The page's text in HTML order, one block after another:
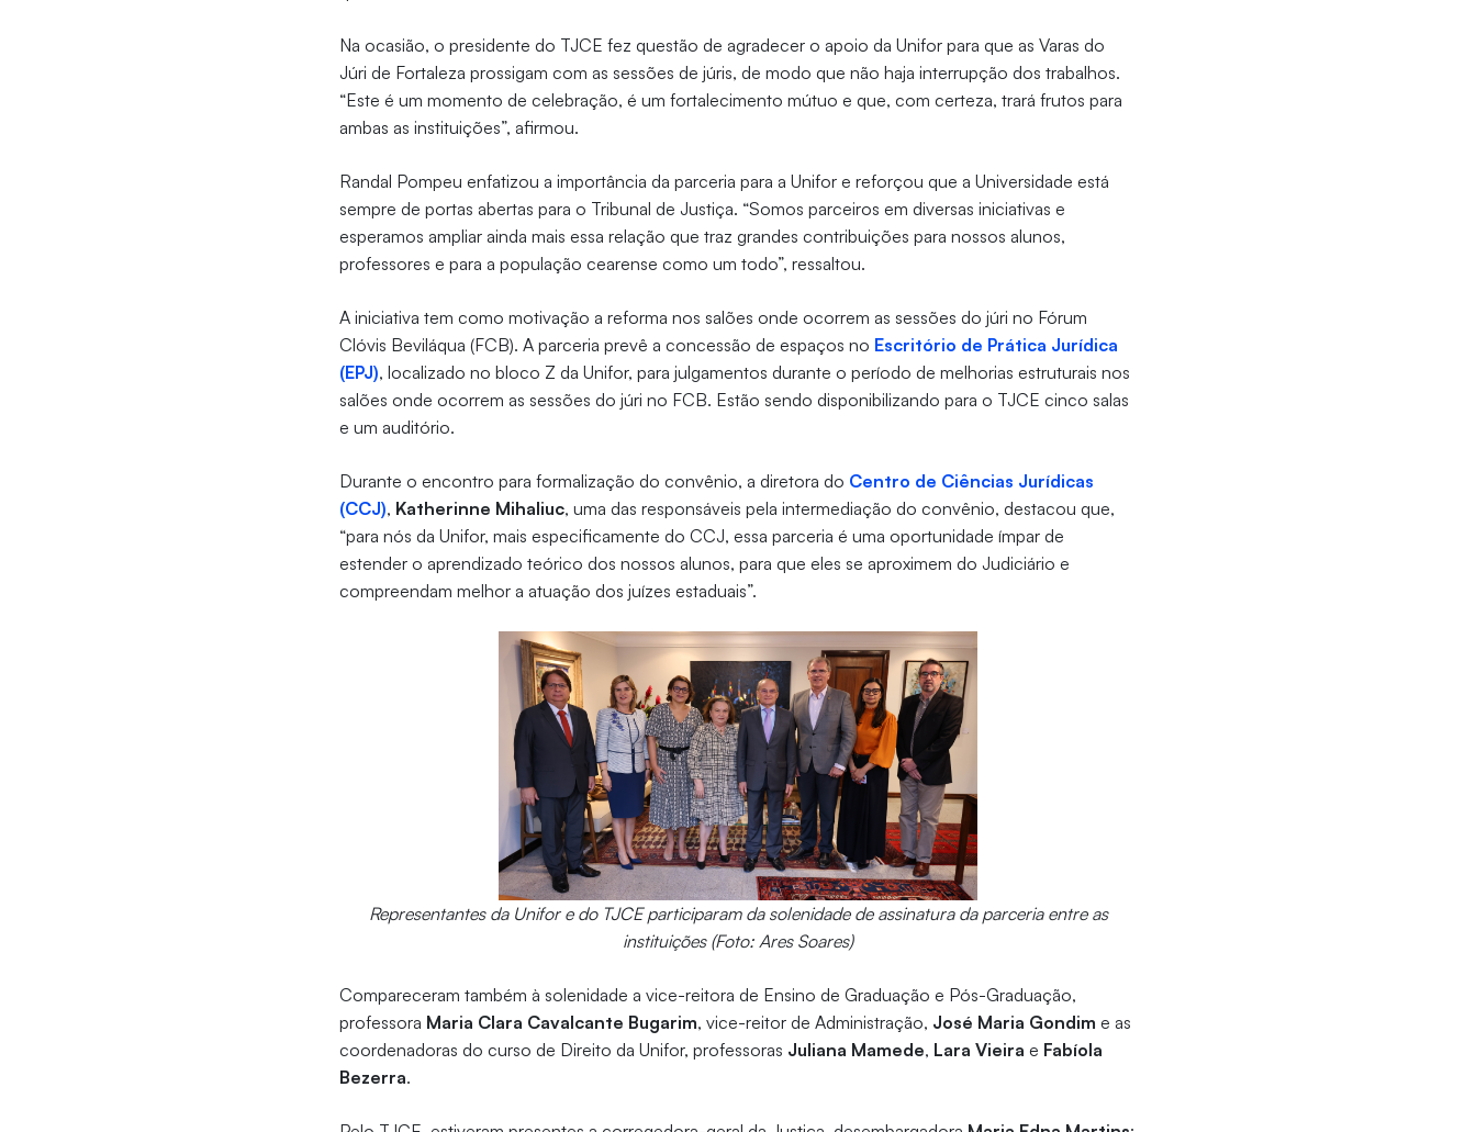
Na ocasião, o presidente do TJCE fez questão de agradecer o apoio da Unifor para que as Varas do
Júri de Fortaleza prossigam com as sessões de júris, de modo que não haja interrupção dos trabalhos.
“Este é um momento de celebração, é um fortalecimento mútuo e que, com certeza, trará frutos para
ambas as instituições”, afirmou.
Randal Pompeu enfatizou a importância da parceria para a Unifor e reforçou que a Universidade está
sempre de portas abertas para o Tribunal de Justiça. “Somos parceiros em diversas iniciativas e
esperamos ampliar ainda mais essa relação que traz grandes contribuições para nossos alunos,
professores e para a população cearense como um todo”, ressaltou.
A iniciativa tem como motivação a reforma nos salões onde ocorrem as sessões do júri no Fórum
Clóvis Beviláqua (FCB). A parceria prevê a concessão de espaços no Escritório de Prática Jurídica
(EPJ), localizado no bloco Z da Unifor, para julgamentos durante o período de melhorias estruturais nos
salões onde ocorrem as sessões do júri no FCB. Estão sendo disponibilizando para o TJCE cinco salas
e um auditório.
Durante o encontro para formalização do convênio, a diretora do Centro de Ciências Jurídicas
(CCJ), Katherinne Mihaliuc, uma das responsáveis pela intermediação do convênio, destacou que,
“para nós da Unifor, mais especificamente do CCJ, essa parceria é uma oportunidade ímpar de
estender o aprendizado teórico dos nossos alunos, para que eles se aproximem do Judiciário e
compreendam melhor a atuação dos juízes estaduais”.
Representantes da Unifor e do TJCE participaram da solenidade de assinatura da parceria entre as
instituições (Foto: Ares Soares)
Compareceram também à solenidade a vice-reitora de Ensino de Graduação e Pós-Graduação,
professora Maria Clara Cavalcante Bugarim, vice-reitor de Administração, José Maria Gondim e as
coordenadoras do curso de Direito da Unifor, professoras Juliana Mamede, Lara Vieira e Fabíola
Bezerra.